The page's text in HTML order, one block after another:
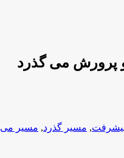
پرورش می گذرد
, مسیر گذرد, مسیر می